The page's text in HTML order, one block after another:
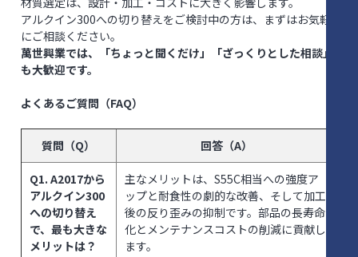
アルクイン300への切り替えをご検討中の方は、まずはお気軽
にご相談ください。
萬世興業では、「ちょっと聞くだけ」「ざっくりとした相談」
も大歓迎です。
よくあるご質問（FAQ）
質問（Q） 回答（A）
Q1. A2017から
アルクイン300
への切り替え
で、最も大きな
メリットは？
主なメリットは、S55C相当への強度ア
ップと耐食性の劇的な改善、そして加工
後の反り歪みの抑制です。部品の長寿命
化とメンテナンスコストの削減に貢献し
ます。